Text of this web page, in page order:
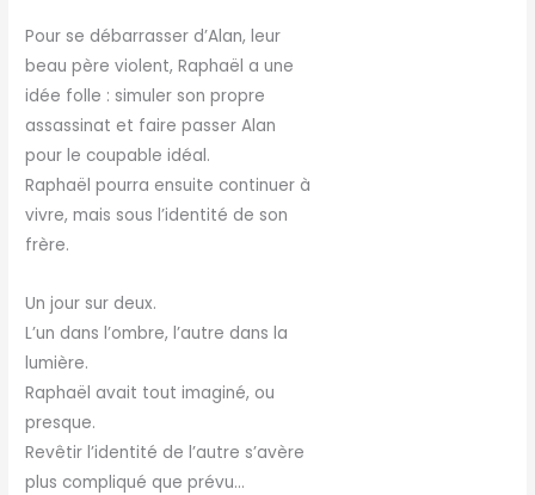
Pour se débarrasser d’Alan, leur
beau père violent, Raphaël a une
idée folle : simuler son propre
assassinat et faire passer Alan
pour le coupable idéal.
Raphaël pourra ensuite continuer à
vivre, mais sous l’identité de son
frère.
Un jour sur deux.
L’un dans l’ombre, l’autre dans la
lumière.
Raphaël avait tout imaginé, ou
presque.
Revêtir l’identité de l’autre s’avère
plus compliqué que prévu…